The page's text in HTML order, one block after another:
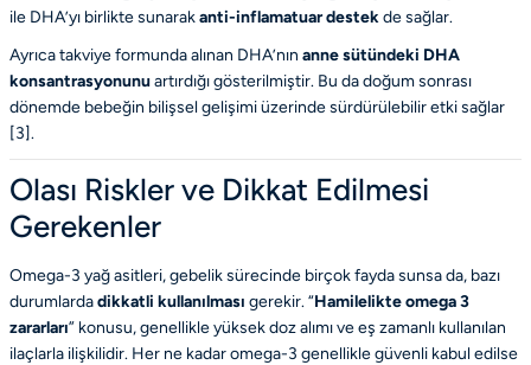
ile DHA’yı birlikte sunarakanti-inflamatuar destekde sağlar.
Ayrıca takviye formunda alınan DHA’nın anne sütündeki DHA
konsantrasyonunuartırdığı gösterilmiştir. Bu da doğum sonrası
dönemde bebeğin bilişsel gelişimi üzerinde sürdürülebilir etki sağlar
[3].
Olası Riskler ve Dikkat Edilmesi
Gerekenler
Omega-3 yağ asitleri, gebelik sürecinde birçok fayda sunsa da, bazı
durumlardadikkatli kullanılması gerekir. “Hamilelikte omega 3
zararları” konusu, genellikle yüksek doz alımı ve eş zamanlı kullanılan
ilaçlarla ilişkilidir. Her ne kadar omega-3 genellikle güvenli kabul edilse